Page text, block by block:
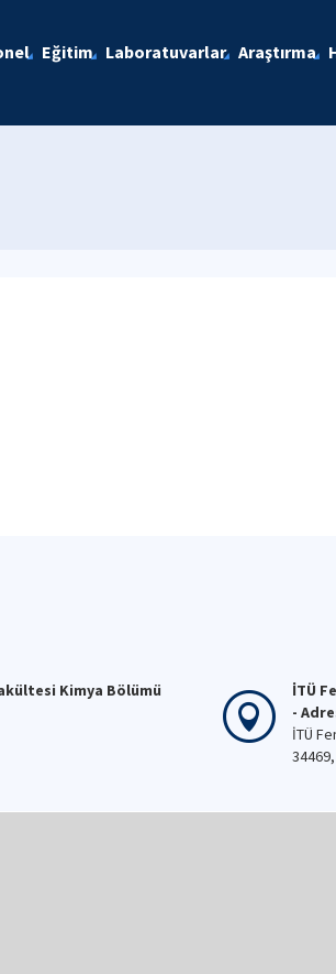
Eğitim Laboratuvarlar Araştırma
Kimya Bölümü
İTÜ
-
İTÜ